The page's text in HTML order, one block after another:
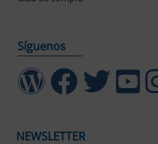
Síguenos
NEWSLETTER